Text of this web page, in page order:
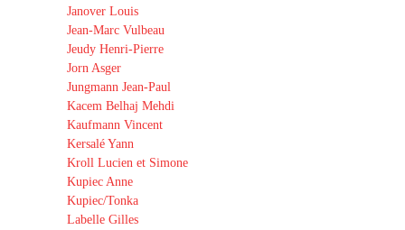
Janover Louis
Jean-Marc Vulbeau
Jeudy Henri-Pierre
Jorn Asger
Jungmann Jean-Paul
Kacem Belhaj Mehdi
Kaufmann Vincent
Kersalé Yann
Kroll Lucien et Simone
Kupiec Anne
Kupiec/Tonka
Labelle Gilles